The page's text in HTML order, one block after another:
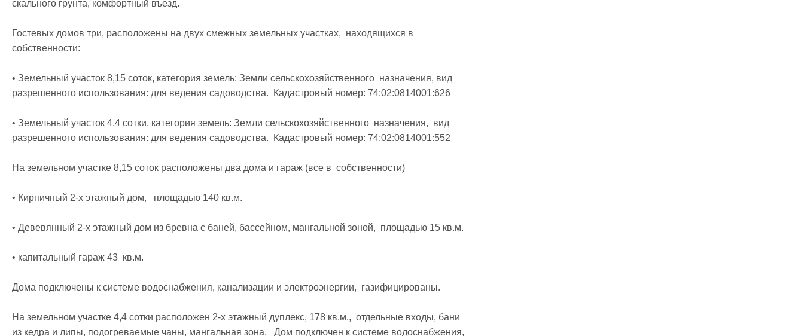
скального грунта, комфортный въезд.
Гостевых домов три, расположены на двух смежных земельных участках,  находящихся в
собственности:
• Земельный участок 8,15 соток, категория земель: Земли сельскохозяйственного  назначения, вид
разрешенного использования: для ведения садоводства.  Кадастровый номер: 74:02:0814001:626
• Земельный участок 4,4 сотки, категория земель: Земли сельскохозяйственного  назначения,  вид
разрешенного использования: для ведения садоводства.  Кадастровый номер: 74:02:0814001:552
На земельном участке 8,15 соток расположены два дома и гараж (все в  собственности)
• Кирпичный 2-х этажный дом,   площадью 140 кв.м.
• Девевянный 2-х этажный дом из бревна с баней, бассейном, мангальной зоной,  площадью 15 кв.м.
• капитальный гараж 43  кв.м.
Дома подключены к системе водоснабжения, канализации и электроэнергии,  газифицированы.
На земельном участке 4,4 сотки расположен 2-х этажный дуплекс, 178 кв.м.,  отдельные входы, бани
из кедра и липы, подогреваемые чаны, мангальная зона.   Дом подключен к системе водоснабжения,